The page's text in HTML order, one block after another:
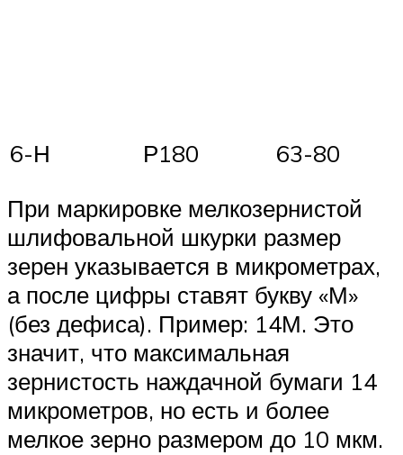
6-Н Р180
63-80
При маркировке мелкозернистой
шлифовальной шкурки размер
зерен указывается в микрометрах,
а после цифры ставят букву «М»
(без дефиса). Пример: 14М. Это
значит, что максимальная
зернистость наждачной бумаги 14
микрометров, но есть и более
мелкое зерно размером до 10 мкм.